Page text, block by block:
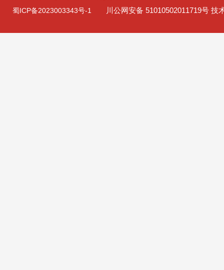
蜀ICP备2023003343号-1 川公网安备 51010502011719号 技